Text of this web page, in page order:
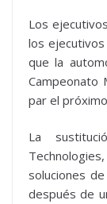
Los
los
que la
Campeonato
par el
La
soluciones
después de